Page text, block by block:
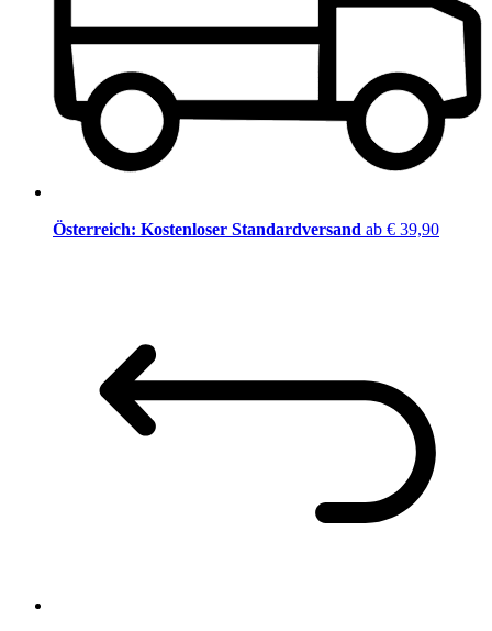
Österreich: Kostenloser Standardversand ab € 39,90